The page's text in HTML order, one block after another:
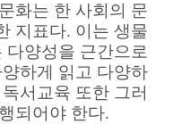
화는 한 사회의 문
지표다. 이는 생물
다양성을 근간으로
하게 읽고 다양하
서교육 또한 그러
되어야 한다.